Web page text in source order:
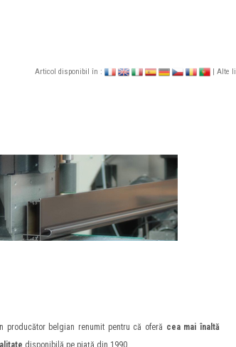
Articol disponibil în : | Alte
producător belgian renumit pentru că oferă cea mai înaltă